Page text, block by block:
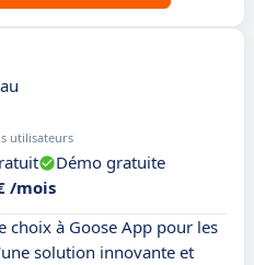
utilisateurs
Démo gratuite
/mois
choix à Goose App pour les
solution innovante et